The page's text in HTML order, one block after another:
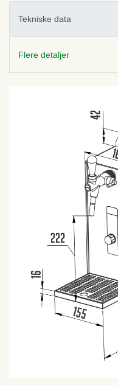
Tekniske data
Flere detaljer